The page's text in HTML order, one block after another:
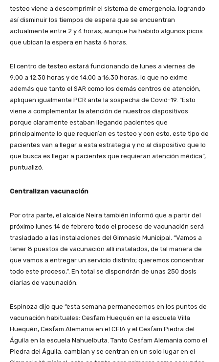
testeo viene a descomprimir el sistema de emergencia, logrando
así disminuir los tiempos de espera que se encuentran
actualmente entre 2 y 4 horas, aunque ha habido algunos picos
que ubican la espera en hasta 6 horas.
El centro de testeo estará funcionando de lunes a viernes de
9:00 a 12:30 horas y de 14:00 a 16:30 horas, lo que no exime
además que tanto el SAR como los demás centros de atención,
apliquen igualmente PCR ante la sospecha de Covid-19. “Esto
viene a complementar la atención de nuestros dispositivos
porque claramente estaban llegando pacientes que
principalmente lo que requerían es testeo y con esto, este tipo de
pacientes van a llegar a esta estrategia y no al dispositivo que lo
que busca es llegar a pacientes que requieran atención médica”,
puntualizó.
Centralizan vacunación
Por otra parte, el alcalde Neira también informó que a partir del
próximo lunes 14 de febrero todo el proceso de vacunación será
trasladado a las instalaciones del Gimnasio Municipal. “Vamos a
tener 8 puestos de vacunación allí instalados, de tal manera de
que vamos a entregar un servicio distinto; queremos concentrar
todo este proceso,”. En total se dispondrán de unas 250 dosis
diarias de vacunación.
Espinoza dijo que “esta semana permanecemos en los puntos de
vacunación habituales: Cesfam Huequén en la escuela Villa
Huequén, Cesfam Alemania en el CEIA y el Cesfam Piedra del
Águila en la escuela Nahuelbuta. Tanto Cesfam Alemania como el
Piedra del Águila, cambian y se centran en un solo lugar en el